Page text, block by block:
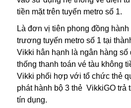
tiền mặt trên tuyến metro số 1.
Là đơn vị tiên phong đồng
trương tuyến metro số 1 tại
Vikki hân hạnh là ngân hàng số
thống thanh toán vé tàu không
Vikki phối hợp với tổ chức thẻ
phát hành bộ 3 thẻ VikkiGO trả
tín dụng.